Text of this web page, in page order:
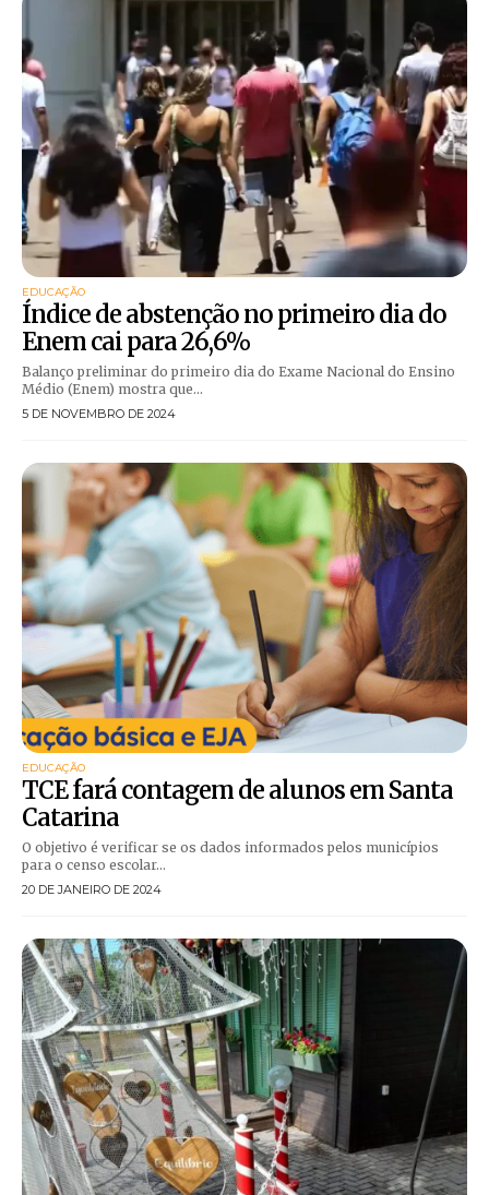
EDUCAÇÃO
Índice de abstenção no primeiro dia do
Enem cai para 26,6%
Balanço preliminar do primeiro dia do Exame Nacional do Ensino
Médio (Enem) mostra que...
5 DE NOVEMBRO DE 2024
EDUCAÇÃO
TCE fará contagem de alunos em Santa
Catarina
O objetivo é verificar se os dados informados pelos municípios
para o censo escolar...
20 DE JANEIRO DE 2024